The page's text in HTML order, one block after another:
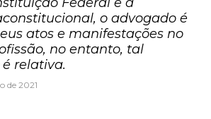
o advogado é
atos e manifestações no
no entanto, tal
relativa.
de 2021